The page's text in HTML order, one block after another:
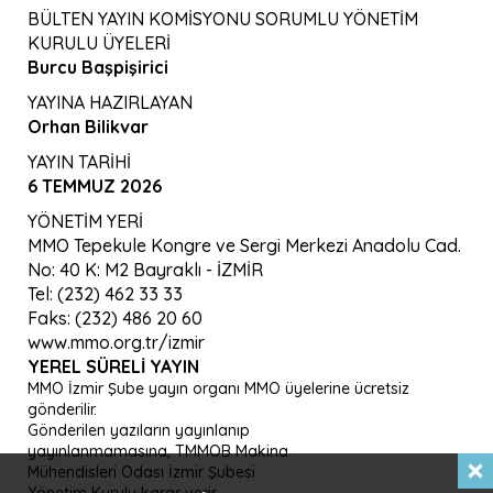
BÜLTEN YAYIN KOMİSYONU SORUMLU YÖNETİM
KURULU ÜYELERİ
Burcu Başpişirici
YAYINA HAZIRLAYAN
Orhan Bilikvar
YAYIN TARİHİ
6 TEMMUZ 2026
YÖNETİM YERİ
MMO Tepekule Kongre ve Sergi Merkezi Anadolu Cad.
No: 40 K: M2 Bayraklı - İZMİR
Tel: (232) 462 33 33
Faks: (232) 486 20 60
www.mmo.org.tr/izmir
YEREL SÜRELI YAYIN
MMO İzmir Şube yayın organı MMO üyelerine ücretsiz
gönderilir.
Gönderilen yazıların yayınlanıp
yayınlanmamasına, TMMOB Makina
Mühendisleri Odası İzmir Şubesi